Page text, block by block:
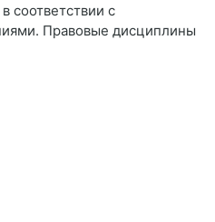
соответствии с
Правовые дисциплины